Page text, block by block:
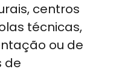
centros
técnicas,
ou de
de